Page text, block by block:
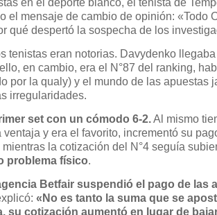
en el deporte blanco, el tenista de
el mensaje de cambio de opinión:
qué despertó la sospecha de los
tenistas eran notorias. Davydenko
en cambio, era el N°87 del ranking,
por la qualy) y el mundo de las
irregularidades.
set con un cómodo 6-2.Al mismo
ventaja y era el favorito, incrementó su
la cotización del N°4 seguía
problema físico.
Betfair suspendió el pago de
«No es tanto la suma que se
su cotización aumentó en lugar de